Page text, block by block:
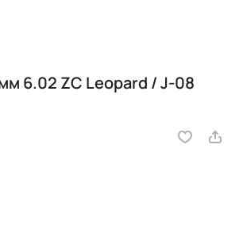
6.02 ZC Leopard / J-08